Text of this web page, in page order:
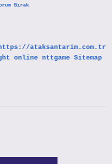
Bırak
ataksantarim.com.tr
online nttgame Sitemap